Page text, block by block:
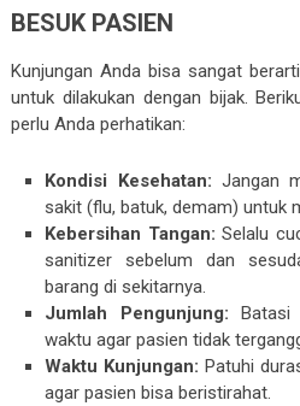
BESUK PASIEN
Kunjungan Anda bisa sangat
untuk dilakukan dengan bijak.
perlu Anda perhatikan:
Kondisi Kesehatan: Jangan
sakit (flu, batuk, demam) untuk
Kebersihan Tangan: Selalu
sanitizer sebelum dan
barang di sekitarnya.
Jumlah Pengunjung: Batasi
waktu agar pasien tidak
Waktu Kunjungan: Patuhi
agar pasien bisa beristirahat.